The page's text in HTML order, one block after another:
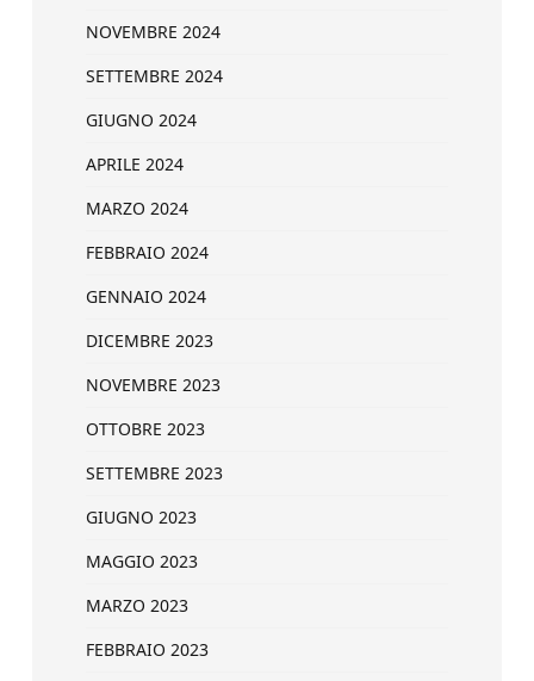
NOVEMBRE 2024
SETTEMBRE 2024
GIUGNO 2024
APRILE 2024
MARZO 2024
FEBBRAIO 2024
GENNAIO 2024
DICEMBRE 2023
NOVEMBRE 2023
OTTOBRE 2023
SETTEMBRE 2023
GIUGNO 2023
MAGGIO 2023
MARZO 2023
FEBBRAIO 2023